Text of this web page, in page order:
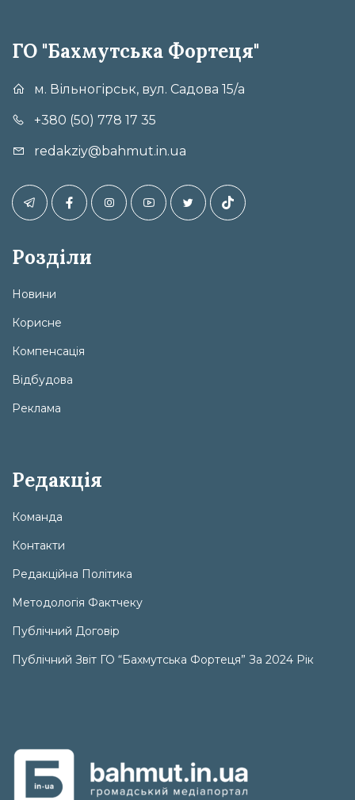
ГО "Бахмутська Фортеця"
м. Вільногірськ, вул. Садова 15/а
+380 (50) 778 17 35
redakziy@bahmut.in.ua
Розділи
Новини
Корисне
Компенсація
Відбудова
Реклама
Редакція
Команда
Контакти
Редакційна Політика
Методологія Фактчеку
Публічний Договір
Публічний Звіт ГО “Бахмутська Фортеця” За 2024 Рік